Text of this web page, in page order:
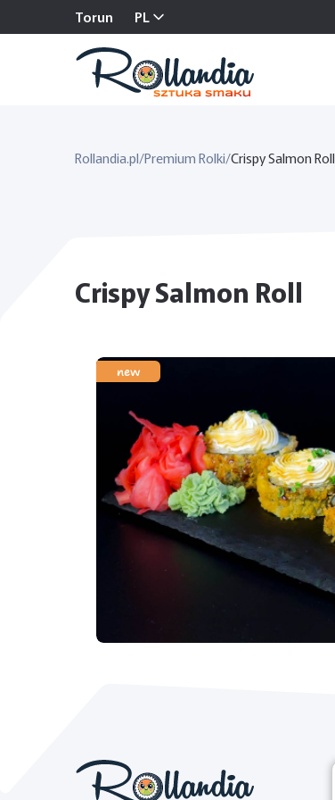
Torun PL
Rollandia.pl/Premium Rolki/Crispy Salmon Roll
Crispy Salmon Roll
new